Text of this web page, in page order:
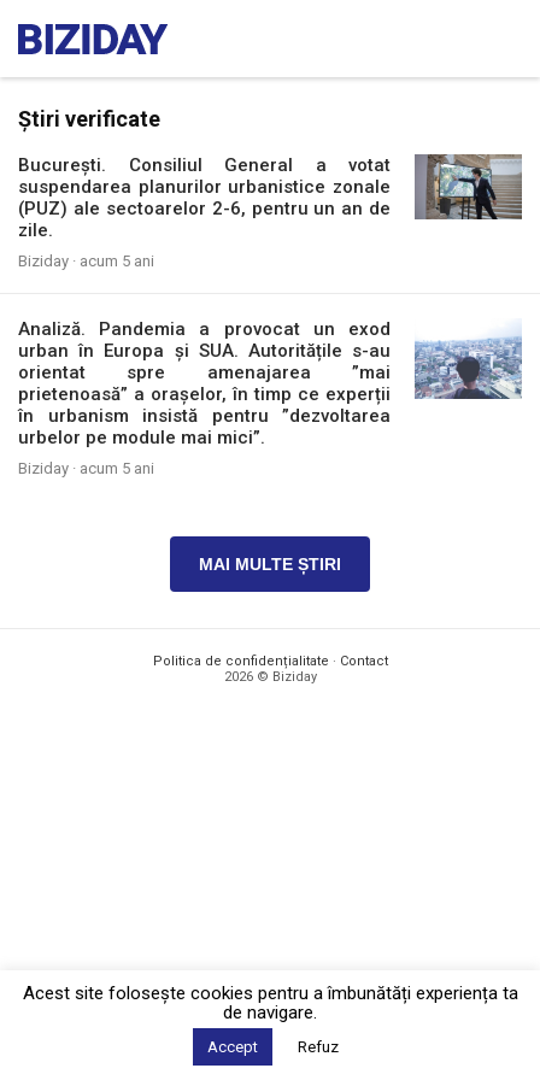
Știri verificate
București. Consiliul General a votat
suspendarea planurilor urbanistice zonale
(PUZ) ale sectoarelor 2-6, pentru un an de
zile.
Biziday · acum 5 ani
Analiză. Pandemia a provocat un exod
urban în Europa și SUA. Autoritățile s-au
orientat spre amenajarea ”mai
prietenoasă” a orașelor, în timp ce experții
în urbanism insistă pentru ”dezvoltarea
urbelor pe module mai mici”.
Biziday · acum 5 ani
MAI MULTE ȘTIRI
Politica de confidențialitate · Contact
2026 © Biziday
Acest site foloseşte cookies pentru a îmbunătăți experiența ta
de navigare.
Accept Refuz